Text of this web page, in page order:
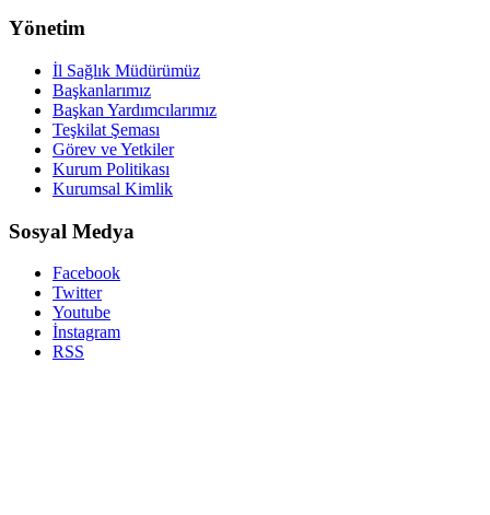
Yönetim
İl Sağlık Müdürümüz
Başkanlarımız
Başkan Yardımcılarımız
Teşkilat Şeması
Görev ve Yetkiler
Kurum Politikası
Kurumsal Kimlik
Sosyal Medya
Facebook
Twitter
Youtube
İnstagram
RSS